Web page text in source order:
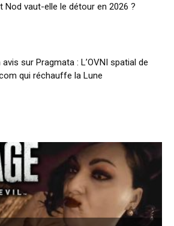
Nod vaut-elle le détour en 2026 ?
avis sur Pragmata : L’OVNI spatial de
qui réchauffe la Lune